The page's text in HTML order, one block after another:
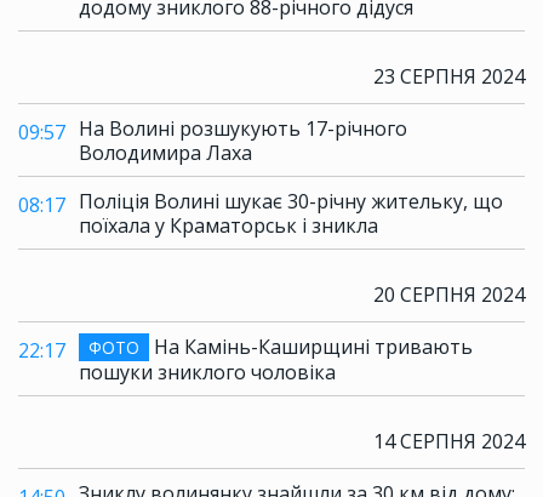
додому зниклого 88-річного дідуся
23 СЕРПНЯ 2024
09:57 На Волині розшукують 17-річного
Володимира Лаха
08:17 Поліція Волині шукає 30-річну жительку, що
поїхала у Краматорськ і зникла
20 СЕРПНЯ 2024
22:17 ФОТО
На Камінь-Каширщині тривають
пошуки зниклого чоловіка
14 СЕРПНЯ 2024